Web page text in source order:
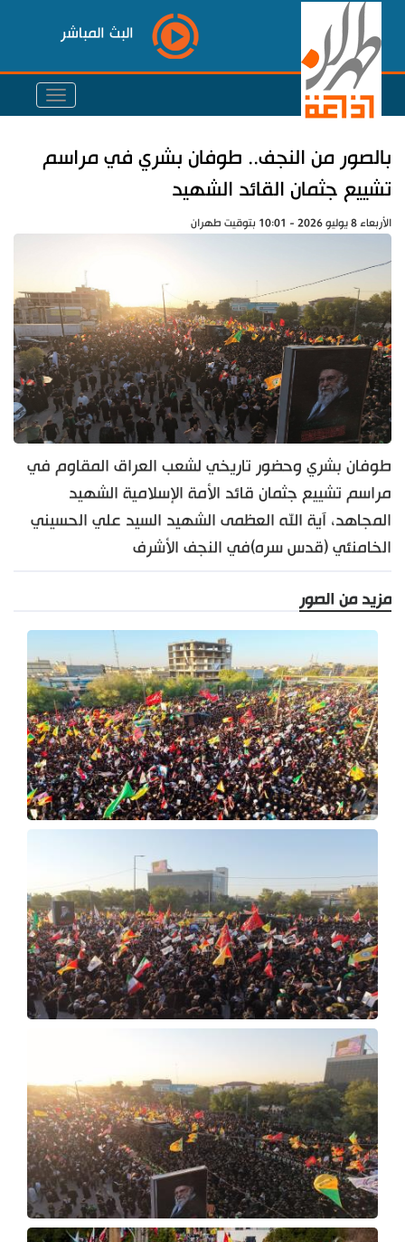
البث المباشر
بالصور من النجف.. طوفان بشري في مراسم
تشييع جثمان القائد الشهيد
الأربعاء 8 يوليو 2026 - 10:01 بتوقيت طهران
طوفان بشري وحضور تاريخي لشعب العراق المقاوم في
مراسم تشييع جثمان قائد الأمة الإسلامية الشهيد
المجاهد، آية الله العظمى الشهيد السيد علي الحسيني
الخامنئي (قدس سره)في النجف الأشرف
مزيد من الصور